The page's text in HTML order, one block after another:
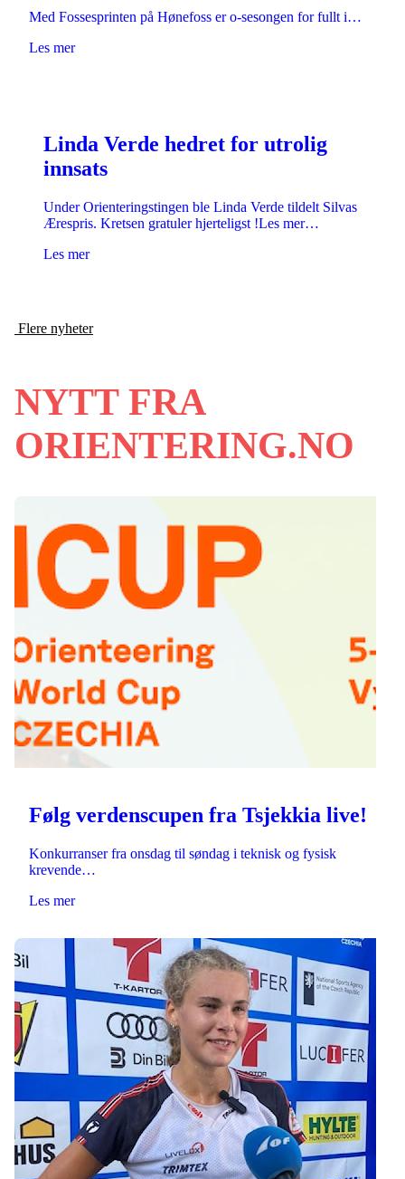
Med Fossesprinten på Hønefoss er o-sesongen for fullt i…
Les mer
Linda Verde hedret for utrolig
innsats
Under Orienteringstingen ble Linda Verde tildelt Silvas
Ærespris. Kretsen gratuler hjerteligst !Les mer…
Les mer
Flere nyheter
NYTT FRA
ORIENTERING.NO
Følg verdenscupen fra Tsjekkia live!
Konkurranser fra onsdag til søndag i teknisk og fysisk
krevende…
Les mer